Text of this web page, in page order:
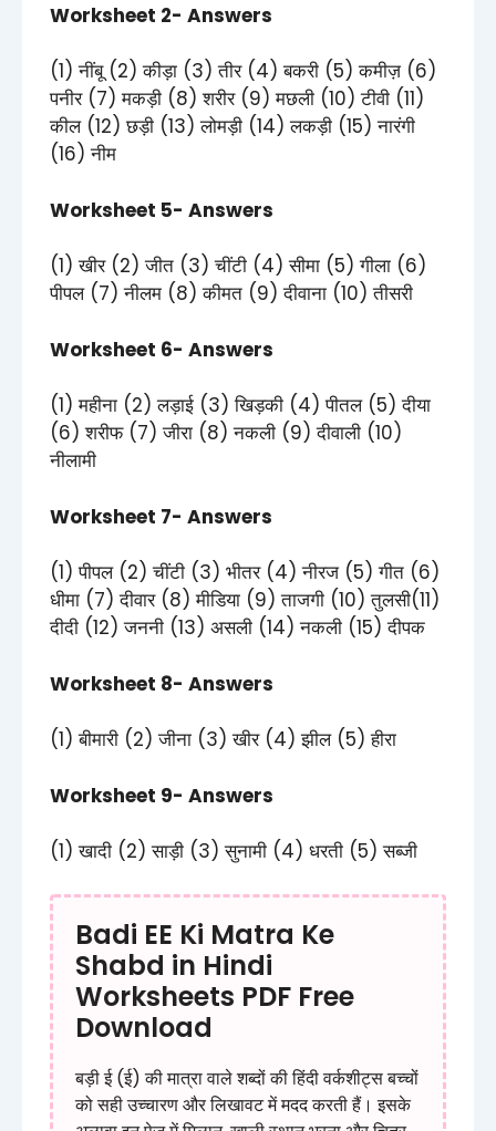
Worksheet 2- Answers
(1) नींबू (2) कीड़ा (3) तीर (4) बकरी (5) कमीज़ (6)
पनीर (7) मकड़ी (8) शरीर (9) मछली (10) टीवी (11)
कील (12) छड़ी (13) लोमड़ी (14) लकड़ी (15) नारंगी
(16) नीम
Worksheet 5- Answers
(1) खीर (2) जीत (3) चींटी (4) सीमा (5) गीला (6)
पीपल (7) नीलम (8) कीमत (9) दीवाना (10) तीसरी
Worksheet 6- Answers
(1) महीना (2) लड़ाई (3) खिड़की (4) पीतल (5) दीया
(6) शरीफ (7) जीरा (8) नकली (9) दीवाली (10)
नीलामी
Worksheet 7- Answers
(1) पीपल (2) चींटी (3) भीतर (4) नीरज (5) गीत (6)
धीमा (7) दीवार (8) मीडिया (9) ताजगी (10) तुलसी(11)
दीदी (12) जननी (13) असली (14) नकली (15) दीपक
Worksheet 8- Answers
(1) बीमारी (2) जीना (3) खीर (4) झील (5) हीरा
Worksheet 9- Answers
(1) खादी (2) साड़ी (3) सुनामी (4) धरती (5) सब्जी
Badi EE Ki Matra Ke
Shabd in Hindi
Worksheets​ PDF Free
Download
बड़ी ई (ई) की मात्रा वाले शब्दों की हिंदी वर्कशीट्स बच्चों
को सही उच्चारण और लिखावट में मदद करती हैं। इसके